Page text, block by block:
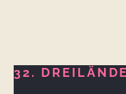
32.